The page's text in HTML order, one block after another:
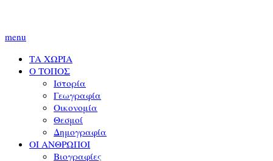
menu
ΤΑ ΧΩΡΙΑ
Ο ΤΟΠΟΣ
Ιστορία
Γεωγραφία
Οικονομία
Θεσμοί
Δημογραφία
ΟΙ ΑΝΘΡΩΠΟΙ
Βιογραφίες